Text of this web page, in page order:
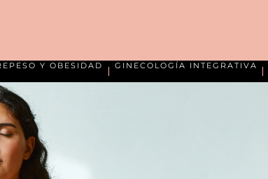
Y OBESIDAD GINECOLOGÍA INTEGRATIVA